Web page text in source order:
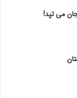
می تپد!